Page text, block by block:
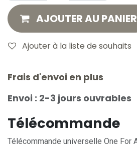
AJOUTER AU PANIER
Ajouter à la liste de souhaits
Frais d'envoi en plus
Envoi : 2-3 jours ouvrables
Télécommande
Télécommande universelle One For